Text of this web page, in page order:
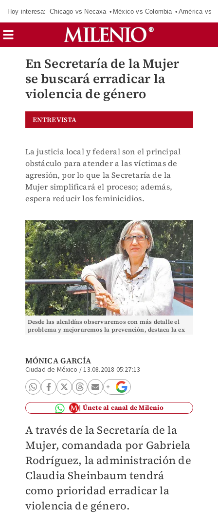
Hoy interesa: Chicago vs Necaxa México vs Colombia América vs
En Secretaría de la Mujer
se buscará erradicar la
violencia de género
ENTREVISTA
La justicia local y federal son el principal
obstáculo para atender a las víctimas de
agresión, por lo que la Secretaría de la
Mujer simplificará el proceso; además,
espera reducir los feminicidios.
Desde las alcaldías observaremos con más detalle el
problema y mejoraremos la prevención, destaca la ex
MÓNICA GARCÍA
Ciudad de México /13.08.2018 05:27:13
Únete al canal de Milenio
A través de la Secretaría de la
Mujer, comandada por Gabriela
Rodríguez, la administración de
Claudia Sheinbaum tendrá
como prioridad erradicar la
violencia de género.